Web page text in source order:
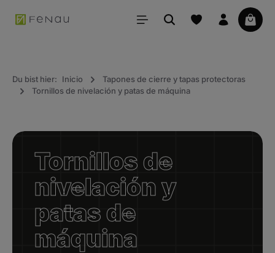
principal La
Du bist hier: Inicio
Tapones de cierre y tapas protectoras
Tornillos de nivelación y patas de máquina
Tornillos de
nivelación y
patas de
máquina